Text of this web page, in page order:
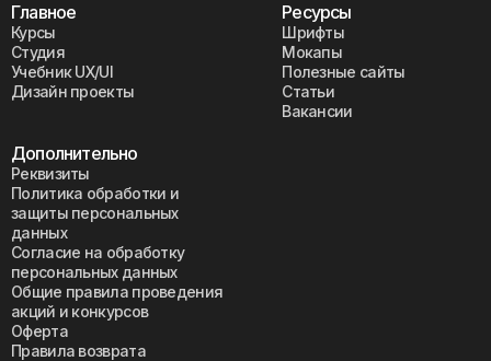
Главное
Курсы
Студия
Учебник UX/UI
Дизайн проекты
Ресурсы
Шрифты
Мокапы
Полезные сайты
Статьи
Вакансии
Дополнительно
Реквизиты
Политика обработки и
защиты персональных
данных
Согласие на обработку
персональных данных
Общие правила проведения
акций и конкурсов
Оферта
Правила возврата